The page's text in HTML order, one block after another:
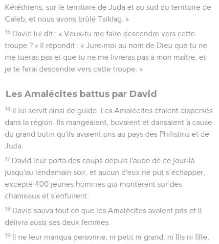
Kéréthiens, sur le territoire de Juda et au sud du territoire de
Caleb, et nous avons brûlé Tsiklag. »
15 David lui dit : « Veux-tu me faire descendre vers cette
troupe ? » Il répondit : « Jure-moi au nom de Dieu que tu ne
me tueras pas et que tu ne me livreras pas à mon maître, et
je te ferai descendre vers cette troupe. »
Les Amalécites battus par David
16 Il lui servit ainsi de guide. Les Amalécites étaient dispersés
dans la région. Ils mangeaient, buvaient et dansaient à cause
du grand butin qu'ils avaient pris au pays des Philistins et de
Juda.
17 David leur porta des coups depuis l'aube de ce jour-là
jusqu'au lendemain soir, et aucun d'eux ne put s’échapper,
excepté 400 jeunes hommes qui montèrent sur des
chameaux et s'enfuirent.
18 David sauva tout ce que les Amalécites avaient pris et il
délivra aussi ses deux femmes.
19 Il ne leur manqua personne, ni petit ni grand, ni fils ni fille,